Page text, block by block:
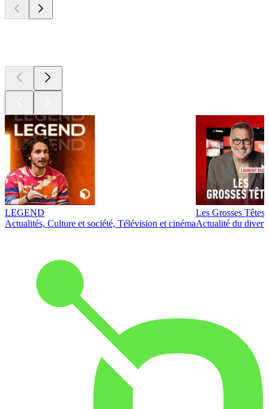
LEGEND
Actualités, Culture et société, Télévision et cinéma
Les Grosses Têtes
Actualité du